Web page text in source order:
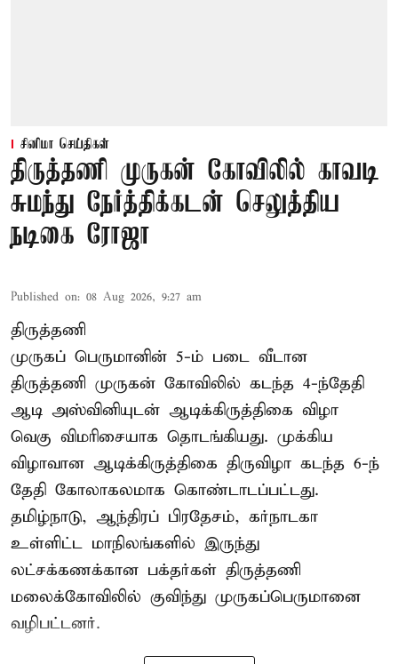
சினிமா செய்திகள்
திருத்தணி முருகன் கோவிலில் காவடி
சுமந்து நேர்த்திக்கடன் செலுத்திய
நடிகை ரோஜா
Published on: 08 Aug 2026, 9:27 am
திருத்தணி
முருகப் பெருமானின் 5-ம் படை வீடான
திருத்தணி முருகன் கோவிலில் கடந்த 4-ந்தேதி
ஆடி அஸ்வினியுடன் ஆடிக்கிருத்திகை விழா
வெகு விமரிசையாக தொடங்கியது. முக்கிய
விழாவான ஆடிக்கிருத்திகை திருவிழா கடந்த 6-ந்
தேதி கோலாகலமாக கொண்டாடப்பட்டது.
தமிழ்நாடு, ஆந்திரப் பிரதேசம், கர்நாடகா
உள்ளிட்ட மாநிலங்களில் இருந்து
லட்சக்கணக்கான பக்தர்கள் திருத்தணி
மலைக்கோவிலில் குவிந்து முருகப்பெருமானை
வழிபட்டனர்.